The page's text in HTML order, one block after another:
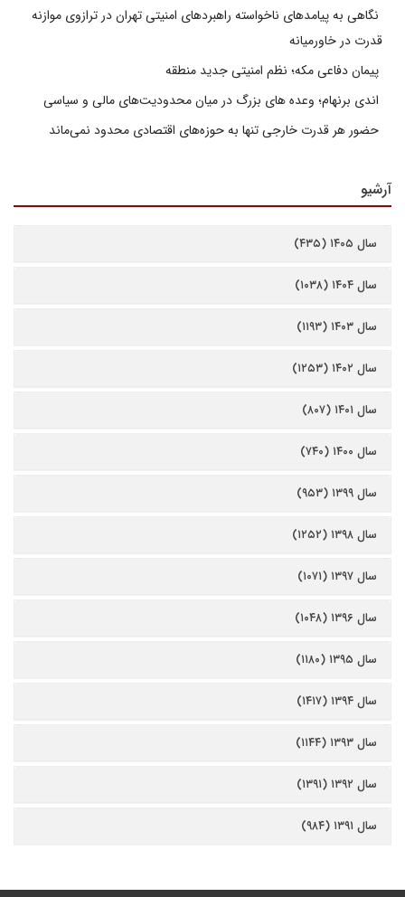
نگاهی به پیامدهای ناخواسته راهبردهای امنیتی تهران در ترازوی موازنه
قدرت در خاورمیانه
پیمان دفاعی مکه؛ نظم امنیتی جدید منطقه
اندی برنهام؛ وعده های بزرگ در میان محدودیت‌های مالی و سیاسی
حضور هر قدرت خارجی تنها به حوزه‌های اقتصادی محدود نمی‌ماند
آرشیو
سال ۱۴۰۵ (۴۳۵)
سال ۱۴۰۴ (۱۰۳۸)
سال ۱۴۰۳ (۱۱۹۳)
سال ۱۴۰۲ (۱۲۵۳)
سال ۱۴۰۱ (۸۰۷)
سال ۱۴۰۰ (۷۴۰)
سال ۱۳۹۹ (۹۵۳)
سال ۱۳۹۸ (۱۲۵۲)
سال ۱۳۹۷ (۱۰۷۱)
سال ۱۳۹۶ (۱۰۴۸)
سال ۱۳۹۵ (۱۱۸۰)
سال ۱۳۹۴ (۱۴۱۷)
سال ۱۳۹۳ (۱۱۴۴)
سال ۱۳۹۲ (۱۳۹۱)
سال ۱۳۹۱ (۹۸۴)